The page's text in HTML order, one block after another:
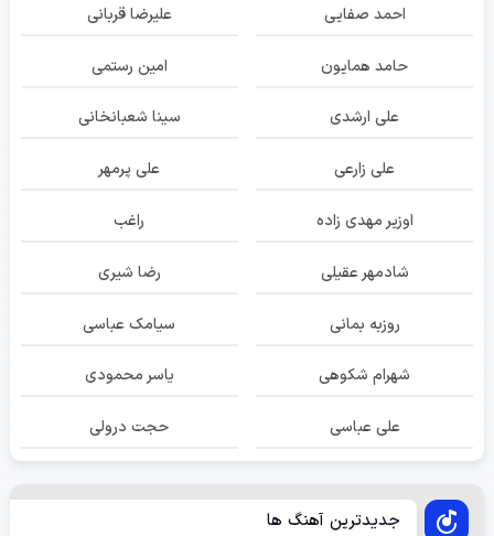
احمد صفایی علیرضا قربانی
حامد همایون امین رستمی
علی ارشدی سینا شعبانخانی
علی زارعی علی پرمهر
اوزیر مهدی زاده راغب
شادمهر عقیلی رضا شیری
روزبه بمانی سیامک عباسی
شهرام شکوهی یاسر محمودی
علی عباسی حجت درولی
جدیدترین آهنگ ها